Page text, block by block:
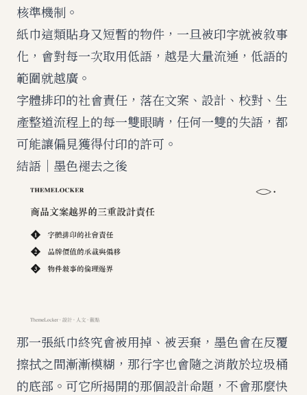
核準機制。
紙巾這類貼身又短暫的物件，一旦被印字就被敘事
化，會對每一次取用低語，越是大量流通，低語的
範圍就越廣。
字體排印的社會責任，落在文案、設計、校對、生
產整道流程上的每一雙眼睛，任何一雙的失語，都
可能讓偏見獲得付印的許可。
結語｜墨色褪去之後
那一張紙巾終究會被用掉、被丟棄，墨色會在反覆
擦拭之間漸漸模糊，那行字也會隨之消散於垃圾桶
的底部。可它所揭開的那個設計命題，不會那麼快